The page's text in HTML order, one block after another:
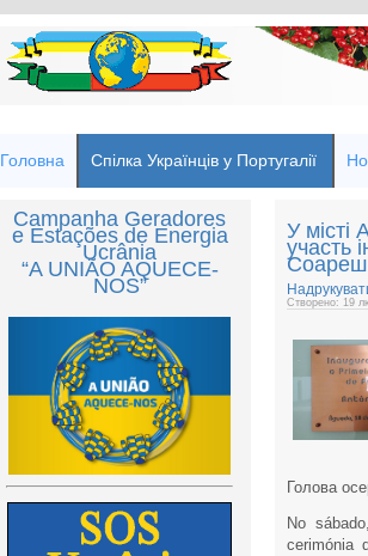
Головна Спілка Українців у Португалії
Campanha Geradores
e Estações de Energia
Ucrânia
“A UNIÃO AQUECE-
NOS”
У місті
участь
Соареш
Створено: 19
Голова
No
cerimónia